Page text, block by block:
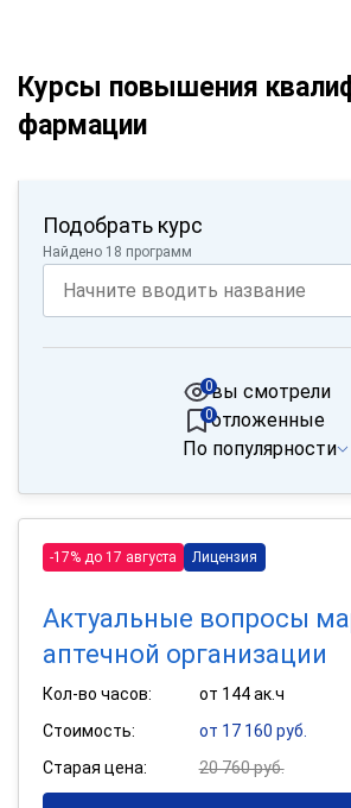
Курсы повышения
фармации
Подобрать курс
Найдено 18 программ
вы смотрели
0
отложенные
0
По популярности
-17% до 17 августа Лицензия
Актуальные вопросы
аптечной организации
Кол-во часов:
от 144 ак.ч
Стоимость:
от 17 160 руб.
Старая цена:
20 760 руб.